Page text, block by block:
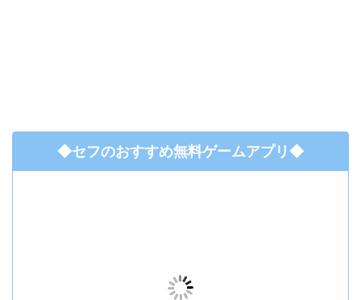
◆セフのおすすめ無料ゲームアプリ◆